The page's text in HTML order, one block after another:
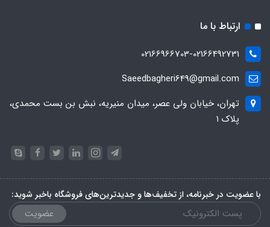
ارتباط با ما
02166966703-02166492731
Saeedbagheri649@gmail.com
تهران، خیابان ولی عصر، میدان منیریه، نبش بن بست محمدی،
پلاک ۱
با عضویت در خبرنامه، از تخفیف‌ها و جدیدترین‌های فروشگاه باخبر شوید:
عضویت